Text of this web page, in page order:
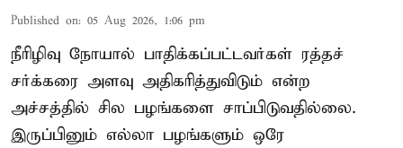
Published on: 05 Aug 2026, 1:06 pm
நீரிழிவு நோயால் பாதிக்கப்பட்டவர்கள் ரத்தச்
சர்க்கரை அளவு அதிகரித்துவிடும் என்ற
அச்சத்தில் சில பழங்களை சாப்பிடுவதில்லை.
இருப்பினும் எல்லா பழங்களும் ஒரே